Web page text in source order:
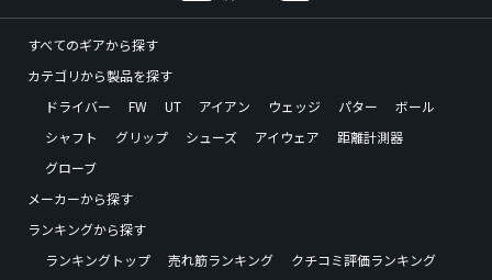
すべてのギアから探す
カテゴリから製品を探す
ドライバー
FW UT アイアン ウェッジ パター
ボール
シャフト
グリップ シューズ アイウェア
距離計測器
グローブ
メーカーから探す
ランキングから探す
ランキングトップ
売れ筋ランキング
クチコミ評価ランキング